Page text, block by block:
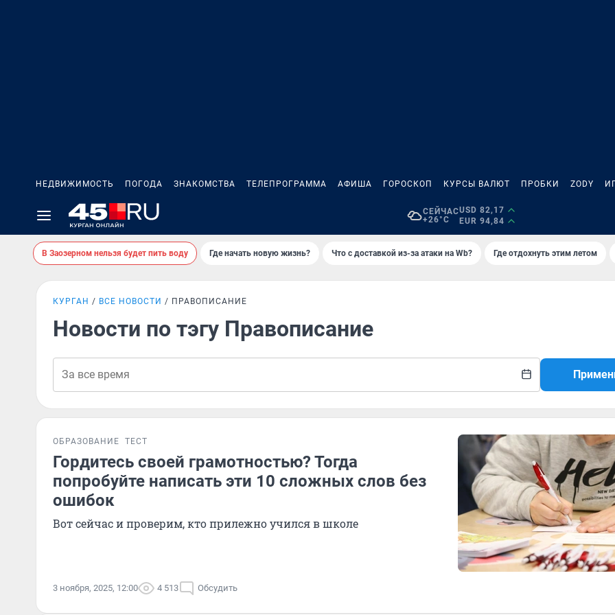
НЕДВИЖИМОСТЬ ПОГОДА ЗНАКОМСТВА ТЕЛЕПРОГРАММА АФИША ГОРОСКОП КУРСЫ ВАЛЮТ ПРОБКИ ZODY
СЕЙЧАС
+26°C
USD 82,17
EUR 94,84
В Заозерном нельзя будет пить воду Где начать новую жизнь? Что с доставкой из-за атаки на Wb? Где отдохнуть этим летом
КУРГАН ВСЕ НОВОСТИ ПРАВОПИСАНИЕ
Новости по тэгу Правописание
ОБРАЗОВАНИЕ ТЕСТ
Гордитесь своей грамотностью? Тогда
попробуйте написать эти 10 сложных слов без
ошибок
Вот сейчас и проверим, кто прилежно учился в школе
3 ноября, 2025, 12:00 4 513 Обсудить